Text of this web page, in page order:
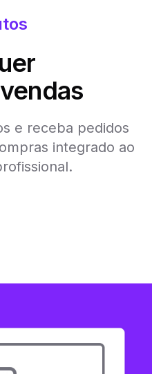
e receba pedidos
integrado ao